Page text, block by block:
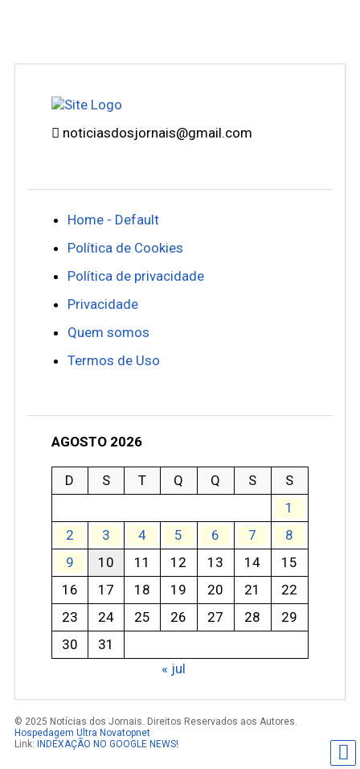
noticiasdosjornais@gmail.com
Home - Default
Política de Cookies
Política de privacidade
Privacidade
Quem somos
Termos de Uso
AGOSTO 2026
D S T Q Q S
S
1
2
3 4 5 6 7
8
9
10 11 12 13 14
15
16
17 18 19 20 21
22
23
24 25 26 27 28
29
30
31
« jul
© 2025 Notícias dos Jornais. Direitos Reservados aos Autores.
Hospedagem Ultra Novatopnet
Link:
INDEXAÇÃO NO GOOGLE NEWS!